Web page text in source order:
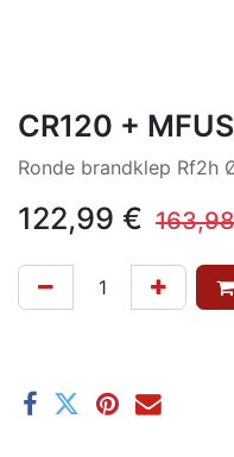
CR120 +
Ronde brandklep Rf2h
122,99 € 163,98